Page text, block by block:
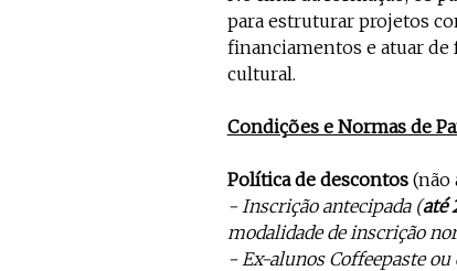
para estruturar projetos
financiamentos e atuar
cultural.
Condições e Normas de
Política de descontos (não
- Inscrição antecipada (até
modalidade de inscrição
- Ex-alunos Coffeepaste ou